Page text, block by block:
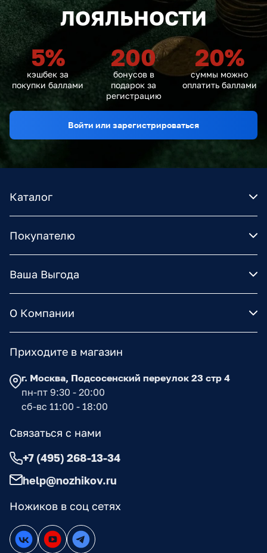
ЛОЯЛЬНОСТИ
5%
кэшбек за
покупки баллами
200
бонусов в
подарок за
регистрацию
20%
суммы можно
оплатить баллами
Войти или зарегистрироваться
Каталог
Покупателю
Ваша Выгода
О Компании
Ножиков в соц сетях
Приходите в магазин
г. Москва, Подсосенский переулок 23 стр 4
пн-пт 9:30 - 20:00
сб-вс 11:00 - 18:00
Связаться с нами
+7 (495) 268-13-34
help@nozhikov.ru